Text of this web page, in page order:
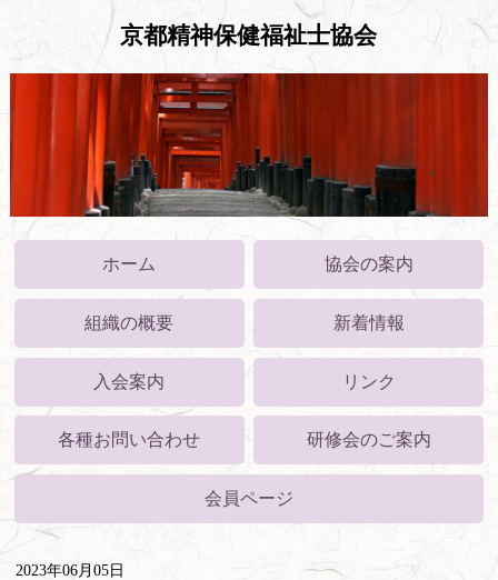
京都精神保健福祉士協会
ホーム 協会の案内
組織の概要 新着情報
入会案内 リンク
各種お問い合わせ 研修会のご案内
会員ページ
2023年06月05日